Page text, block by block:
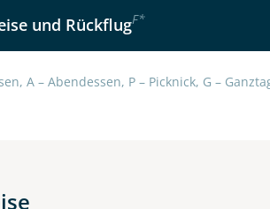
und RückflugF*
A – Abendessen, P – Picknick, G –
ist uns sehr wichtig!